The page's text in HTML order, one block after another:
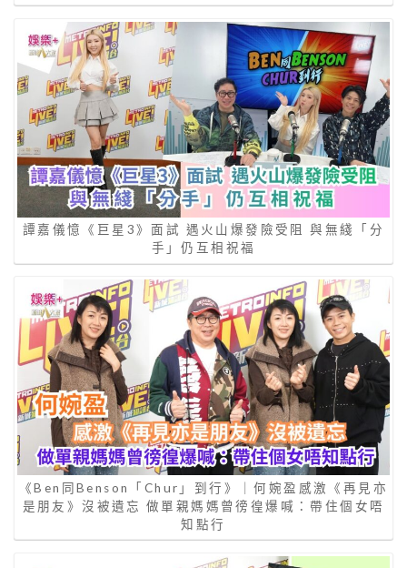
譚嘉儀憶《巨星3》面試 遇火山爆發險受阻 與無綫「分
手」仍互相祝福
《Ben同Benson「Chur」到行》｜何婉盈感激《再見亦
是朋友》沒被遺忘 做單親媽媽曾徬徨爆喊：帶住個女唔
知點行